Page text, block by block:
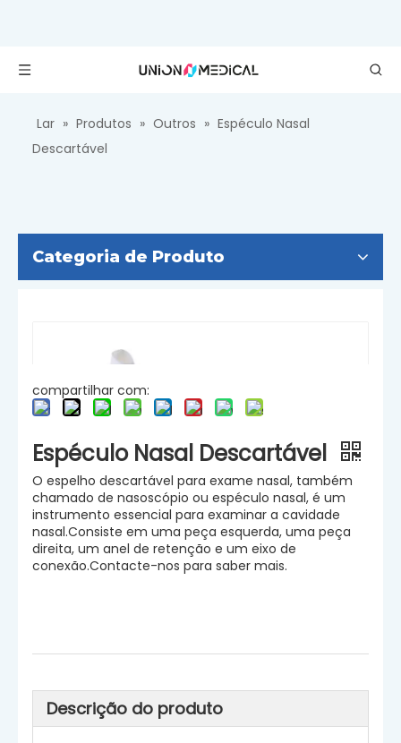
Lar » Produtos » Outros » Espéculo Nasal
Descartável
Categoria de Produto
compartilhar com:
Espéculo Nasal Descartável
O espelho descartável para exame nasal, também
chamado de nasoscópio ou espéculo nasal, é um
instrumento essencial para examinar a cavidade
nasal.Consiste em uma peça esquerda, uma peça
direita, um anel de retenção e um eixo de
conexão.Contacte-nos para saber mais.
Descrição do produto